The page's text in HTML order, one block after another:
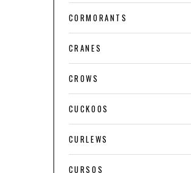
CORMORANTS
CRANES
CROWS
CUCKOOS
CURLEWS
CURSOS